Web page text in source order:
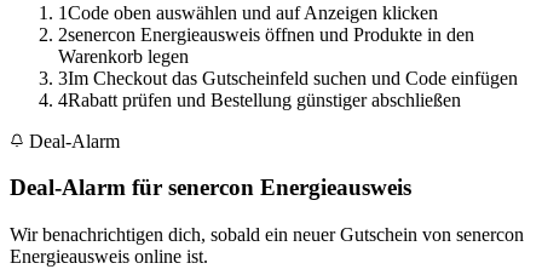
1Code oben auswählen und auf Anzeigen klicken
2senercon Energieausweis öffnen und Produkte in den
Warenkorb legen
3Im Checkout das Gutscheinfeld suchen und Code einfügen
4Rabatt prüfen und Bestellung günstiger abschließen
Deal-Alarm
Deal-Alarm für senercon Energieausweis
Wir benachrichtigen dich, sobald ein neuer Gutschein von senercon
Energieausweis online ist.